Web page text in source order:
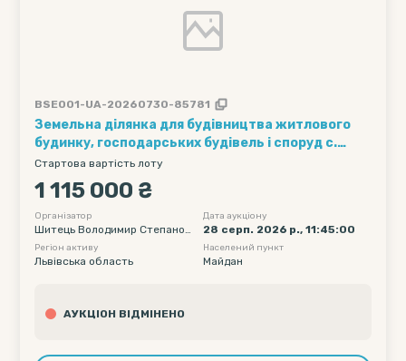
BSE001-UA-20260730-85781
Земельна ділянка для будівництва житлового
будинку, господарських будівель і споруд с.
Майдан (Східниця ) Дрогобицький район,
Східницька ОТГ
Стартова вартість лоту
1 115 000 ₴
Організатор
Шитець Володимир Степанов
ич
Дата аукціону
28 серп. 2026 р., 11:45:00
Регіон активу
Львівська область
Населений пункт
Майдан
АУКЦІОН ВІДМІНЕНО